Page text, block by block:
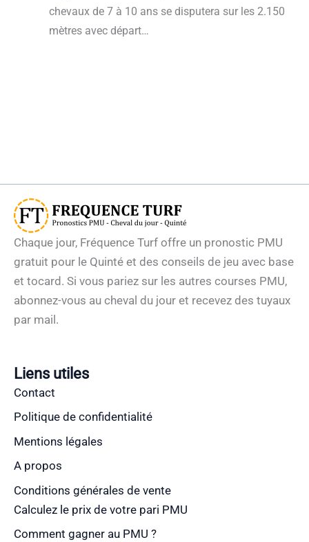
chevaux de 7 à 10 ans se disputera sur les 2.150
mètres avec départ…
Chaque jour, Fréquence Turf offre un pronostic PMU
gratuit pour le Quinté et des conseils de jeu avec base
et tocard. Si vous pariez sur les autres courses PMU,
abonnez-vous au cheval du jour et recevez des tuyaux
par mail.
Liens utiles
Contact
Politique de confidentialité
Mentions légales
A propos
Conditions générales de vente
Calculez le prix de votre pari PMU
Comment gagner au PMU ?